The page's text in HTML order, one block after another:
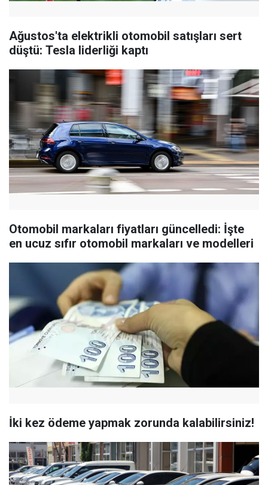
Ağustos'ta elektrikli otomobil satışları sert
düştü: Tesla liderliği kaptı
Otomobil markaları fiyatları güncelledi: İşte
en ucuz sıfır otomobil markaları ve modelleri
İki kez ödeme yapmak zorunda kalabilirsiniz!